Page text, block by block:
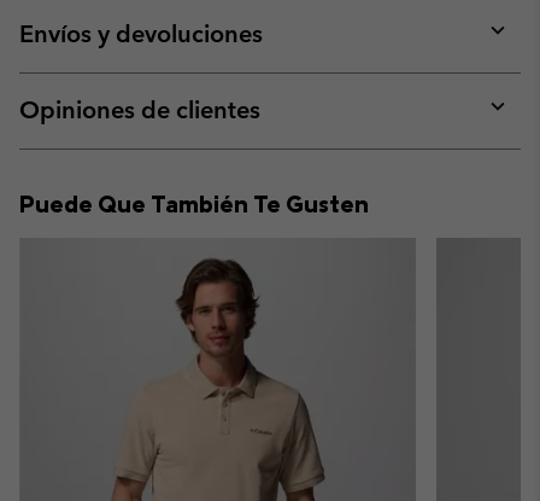
Envíos y devoluciones
or
Opiniones de clientes
or
Puede Que También Te Gusten